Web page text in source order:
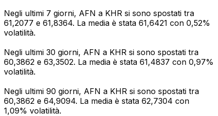
Negli ultimi 7 giorni, AFN a KHR si sono spostati tra
61,2077 e 61,8364. La media è stata 61,6421 con 0,52%
volatilità.
Negli ultimi 30 giorni, AFN a KHR si sono spostati tra
60,3862 e 63,3502. La media è stata 61,4837 con 0,97%
volatilità.
Negli ultimi 90 giorni, AFN a KHR si sono spostati tra
60,3862 e 64,9094. La media è stata 62,7304 con
1,09% volatilità.